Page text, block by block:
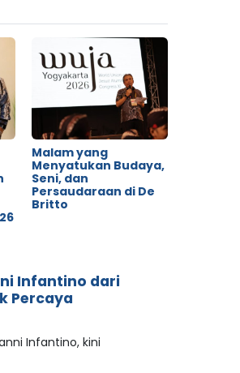
Malam yang
Menyatukan Budaya,
Seni, dan
Persaudaraan di De
Britto
Infantino dari
Percaya
Infantino, kini